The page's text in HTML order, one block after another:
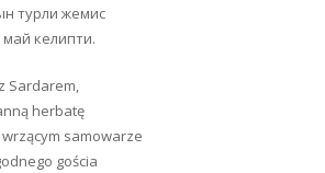
турли жемис
келипти.
Sardarem,
herbatę
samowarze
gościa